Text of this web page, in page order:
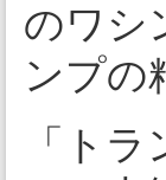
のワシ
ンプの
「ト